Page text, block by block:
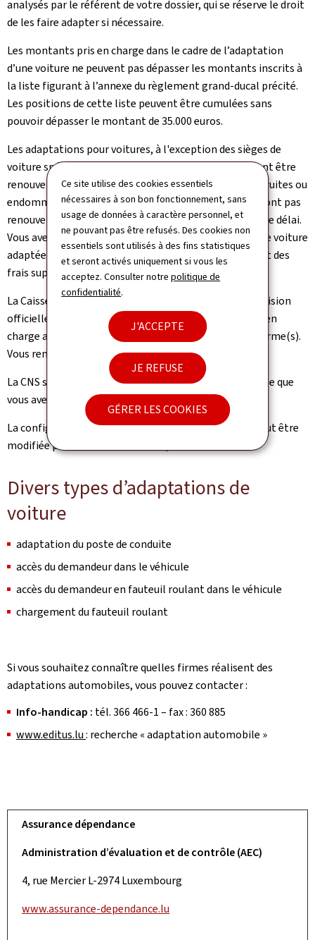
Ce site utilise des cookies essentiels
nécessaires à son bon fonctionnement, sans
usage de données à caractère personnel, et
ne pouvant pas être refusés. Des cookies non
essentiels sont utilisés à des fins statistiques
et seront activés uniquement si vous les
acceptez. Consulter notrepolitique de
confidentialité.
J'ACCEPTE
JE REFUSE
GÉRER LES COOKIES
analysés par le référent de votre dossier, qui se réserve le droit
de les faire adapter si nécessaire.
Les montants pris en charge dans le cadre de l’adaptation
d’une voiture ne peuvent pas dépasser les montants inscrits à
la liste figurant à l’annexe du règlement grand-ducal précité.
Les positions de cette liste peuvent être cumulées sans
pouvoir dépasser le montant de 35.000 euros.
Les adaptations pour voitures, à l'exception des sièges de
voiture spécialement adaptés pour enfants, ne peuvent être
renouvelées que tous les cinq ans. Les adaptations détruites ou
endommagées par suite d’un accident du véhicule ne sont pas
renouvelées par l’assurance dépendance en dehors de ce délai.
Vous avez l’obligation d’assurer le risque de vol de votre voiture
adaptée. Les convenances personnelles qui engendrent des
frais supplémentaires sont à votre charge.
La Caisse nationale de santé (CNS) vous envoie une décision
officielle avec mandat qui indique le montant de prise en
charge ainsi que le(s) nom(s) de(s) entreprise(s) conforme(s).
Vous renvoyez le mandat complété et signé à la CNS.
La CNS se charge de la commande auprès de l’entreprise que
vous avez choisie.
La configuration retenue par votre référent AEC ne peut être
modifiée par la suite sans accord préalable de l’AEC.
Divers types d’adaptations de
voiture
adaptation du poste de conduite
accès du demandeur dans le véhicule
accès du demandeur en fauteuil roulant dans le véhicule
chargement du fauteuil roulant
Si vous souhaitez connaître quelles firmes réalisent des
adaptations automobiles, vous pouvez contacter :
Info-handicap : tél. 366 466-1 – fax : 360 885
www.editus.lu: recherche « adaptation automobile »
Assurance dépendance
Administration d’évaluation et de contrôle (AEC)
4, rue Mercier L-2974 Luxembourg
www.assurance-dependance.lu